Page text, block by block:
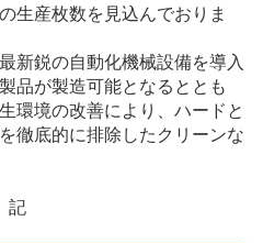
生産枚数を見込んでおりま
新鋭の自動化機械設備を導入
品が製造可能となるととも
環境の改善により、ハードと
徹底的に排除したクリーンな
記